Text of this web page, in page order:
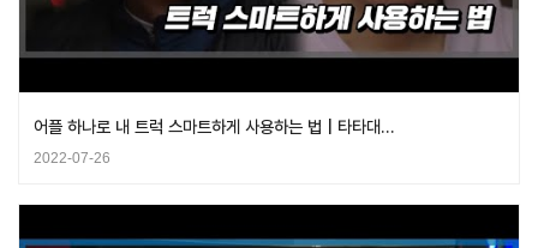
어플 하나로 내 트럭 스마트하게 사용하는 법 | 타타대…
2022-07-26